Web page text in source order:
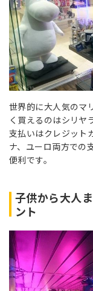
世界的に大人気のマ
く買えるのはシリヤ
支払いはクレジット
ナ、ユーロ両方での
便利です。
子供から大人
ント